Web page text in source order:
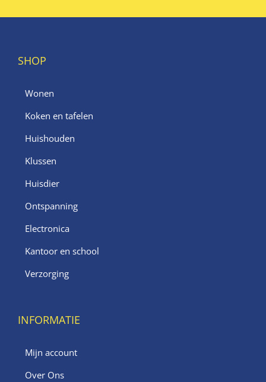
SHOP
Wonen
Koken en tafelen
Huishouden
Klussen
Huisdier
Ontspanning
Electronica
Kantoor en school
Verzorging
INFORMATIE
Mijn account
Over Ons